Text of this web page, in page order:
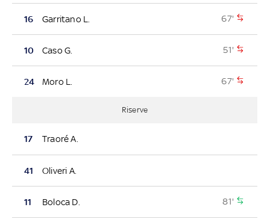
16 Garritano L. 67'
10 Caso G. 51'
24 Moro L. 67'
Riserve
17 Traoré A.
41 Oliveri A.
11 Boloca D. 81'